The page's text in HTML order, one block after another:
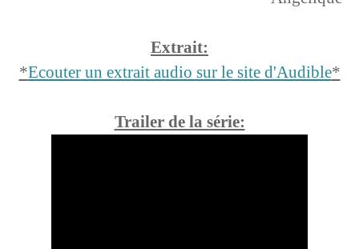
Extrait:
*Ecouter un extrait audio sur le site d'Audible*
Trailer de la série: